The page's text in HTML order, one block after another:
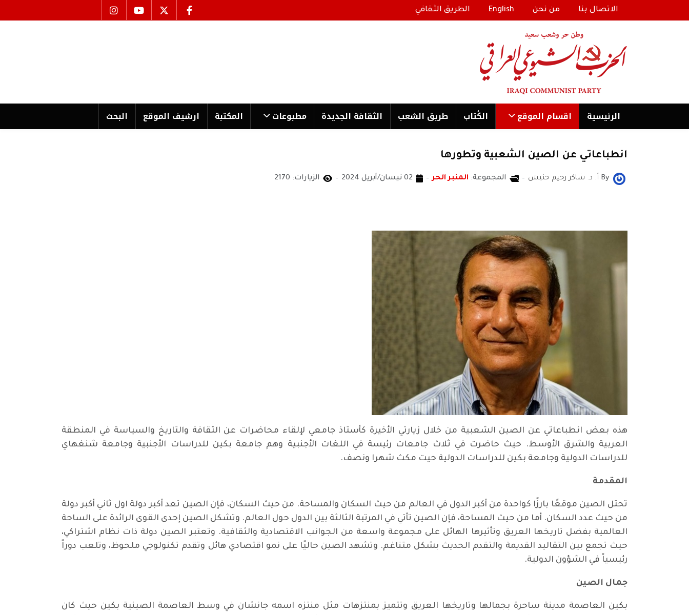
الاتصال بنا من نحن English الطريق الثقافي
الرئیسية اقسام الموقع الكُتاب طریق الشعب الثقافة الجدیدة مطبوعات المكتبة ارشیف الموقع البحث
انطباعاتي عن الصين الشعبية وتطورها
By أ. د. شاكر رحيم حنيش المجموعة: المنبر الحر 02 نيسان/أبريل 2024 الزيارات: 2170
هذه بعض انطباعاتي عن الصين الشعبية من خلال زيارتي الأخيرة كأستاذ جامعي لإلقاء محاضرات عن الثقافة والتاريخ والسياسة في المنطقة
العربية والشرق الأوسط. حيث حاضرت في ثلاث جامعات رئيسة في اللغات الأجنبية وهم جامعة بكين للدراسات الأجنبية وجامعة شنغهاي
للدراسات الدولية وجامعة بكين للدراسات الدولية حيت مكث شهرا ونصف.
المقدمة
تحتل الصين موقعًا بارزًا كواحدة من أكبر الدول في العالم من حيث السكان والمساحة. من حيث السكان، فإن الصين تعد أكبر دولة اول ثاني أكبر دولة
من حيث عدد السكان. أما من حيث المساحة، فإن الصين تأتي في المرتبة الثالثة بين الدول حول العالم. وتشكل الصين إحدى القوى الرائدة على الساحة
العالمية بفضل تاريخها العريق وتأثيرها الهائل على مجموعة واسعة من الجوانب الاقتصادية والثقافية. وتعتبر الصين دولة ذات نظام اشتراكي،
حيث تجمع بين التقاليد القديمة والتقدم الحديث بشكل متناغم. وتشهد الصين حاليًا على نمو اقتصادي هائل وتقدم تكنولوجي ملحوظ، وتلعب دوراً
رئيسياً في الشؤون الدولية.
جمال الصين
بكين العاصمة مدينة ساحرة بجمالها وتاريخها العريق وتتميز بمنتزهات مثل منتزه اسمه جانشان في وسط العاصمة الصينية بكين حيث كان